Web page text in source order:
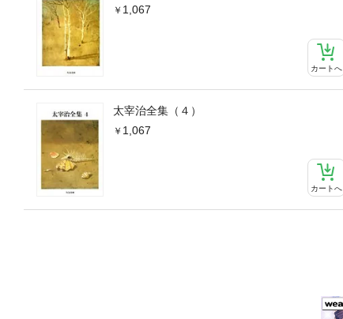
1,067
カートへ
太宰治全集（４）
1,067
カートへ